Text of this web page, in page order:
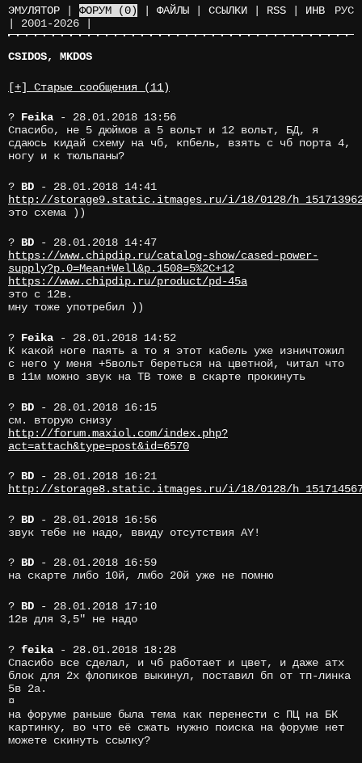
РУС
ЭМУЛЯТОР ФОРУМ (0) ФАЙЛЫ ССЫЛКИ RSS
ИНВ
2001-2026
CSIDOS, MKDOS
[+] Старые сообщения (11)
? Feika - 28.01.2018 13:56
Спасибо, не 5 дюймов а 5 вольт и 12 вольт, БД, я
сдаюсь кидай схему на чб, кпбель, взять с чб порта 4,
ногу и к тюльпаны?
? BD - 28.01.2018 14:41
http://storage9.static.itmages.ru/i/18/0128/
это схема ))
? BD - 28.01.2018 14:47
https://www.chipdip.ru/catalog-show/cased-power-
supply?p.0=Mean+Well&p.1508=5%2C+12
https://www.chipdip.ru/product/pd-45a
это с 12в.
мну тоже употребил ))
? Feika - 28.01.2018 14:52
К какой ноге паять а то я этот кабель уже изничтожил
с него у меня +5вольт береться на цветной, читал что
в 11м можно звук на ТВ тоже в скарте прокинуть
? BD - 28.01.2018 16:15
см. вторую снизу
http://forum.maxiol.com/index.php?
act=attach&type=post&id=6570
? BD - 28.01.2018 16:21
http://storage8.static.itmages.ru/i/18/0128/
? BD - 28.01.2018 16:56
звук тебе не надо, ввиду отсутствия AY!
? BD - 28.01.2018 16:59
на скарте либо 10й, лмбо 20й уже не помню
? BD - 28.01.2018 17:10
12в для 3,5" не надо
? feika - 28.01.2018 18:28
Спасибо все сделал, и чб работает и цвет, и даже атх
блок для 2х флопиков выкинул, поставил бп от тп-линка
5в 2а.
¤
на форуме раньше была тема как перенести с ПЦ на БК
картинку, во что её сжать нужно поиска на форуме нет
можете скинуть ссылку?